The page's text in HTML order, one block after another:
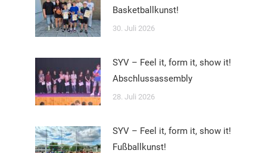
Basketballkunst!
30. Juli 2026
SYV – Feel it, form it, show it!
Abschlussassembly
28. Juli 2026
SYV – Feel it, form it, show it!
Fußballkunst!